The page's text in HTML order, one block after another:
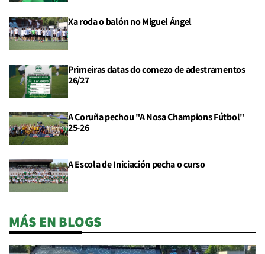
Xa roda o balón no Miguel Ángel
Primeiras datas do comezo de adestramentos
26/27
A Coruña pechou "A Nosa Champions Fútbol"
25-26
A Escola de Iniciación pecha o curso
MÁS EN BLOGS